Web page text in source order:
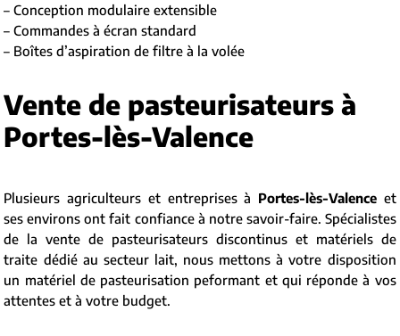
– Conception modulaire extensible
– Commandes à écran standard
– Boîtes d’aspiration de filtre à la volée
Vente de pasteurisateurs à
Portes-lès-Valence
Plusieurs agriculteurs et entreprises à Portes-lès-Valenceet
ses environs ont fait confiance à notre savoir-faire. Spécialistes
de la vente de pasteurisateurs discontinus et matériels de
traite dédié au secteur lait, nous mettons à votre disposition
un matériel de pasteurisation peformant et qui réponde à vos
attentes et à votre budget.